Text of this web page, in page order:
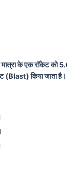
के एक रॉकेट को
(Blast) किया जाता